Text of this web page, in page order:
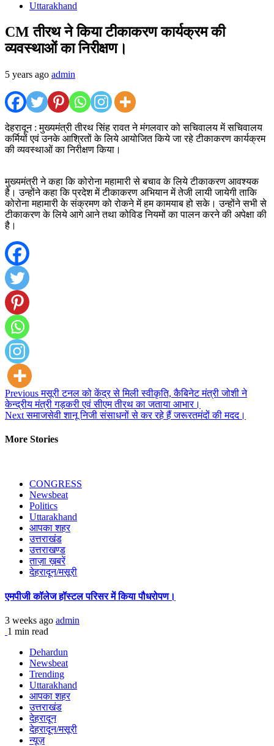
Uttarakhand
CM तीरथ ने किया टीकाकरण कार्यक्रम की
व्यवस्थाओं का निरीक्षण।
5 years ago admin
देहरादून : मुख्यमंत्री तीरथ सिंह रावत ने मंगलवार को सचिवालय में सचिवालय
कर्मियों एवं उनके आश्रितों के लिये आयोजित किये जा रहे टीकाकरण कार्यक्रम
की व्यवस्थाओं का निरीक्षण किया।
मुख्यमंत्री ने कहा कि कोरोना महामारी से बचाव के लिये टीकाकरण आवश्यक
है। उन्होंने कहा कि प्रदेश में टीकाकरण अभियान में तेजी लायी जायेगी ताकि
कोरोना महामारी के संक्रमण को रोकने में हम कामयाब हो सके। उन्होंने सभी से
टीकाकरण के लिये आगे आने तथा कोविड नियमों का पालन करने की अपेक्षा की
है।
Continue
Reading
Previousमसूरी टनल को केंद्र से मिली स्वीकृति, कैबिनेट मंत्री जोशी ने
केन्द्रीय मंत्री गड़करी एवं सीएम तीरथ का जताया आभार।
Nextसमाजसेवी शानू निजी संसाधनों से कर रहे हैं जरूरतमंदों की मदद।
More Stories
CONGRESS
Newsbeat
Politics
Uttarakhand
आपका शहर
उत्तराखंड
उत्तराखण्ड
ताज़ा ख़बरें
देहरादून/मसूरी
एमपीजी कॉलेज हॉस्टल परिसर में किया पौधरोपण।
3 weeks ago admin
1 min read
Dehardun
Newsbeat
Trending
Uttarakhand
आपका शहर
उत्तराखंड
देहरादून
देहरादून/मसूरी
न्यूज़